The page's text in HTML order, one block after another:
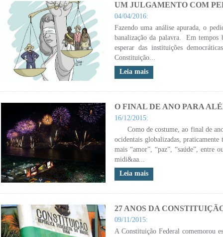
UM JULGAMENTO COM
04/04/2016:
Fazendo uma análise apurada, o
banalização da palavra. Em tempos
esperar das instituições
Constituição...
Leia mais
O FINAL DE ANO PARA
16/12/2015:
Como de costume, ao final de ano
ocidentais globalizadas,
mais “amor”, “paz”, “saúde”,
midi&aa...
Leia mais
27 ANOS DA
09/11/2015:
A Constituição Federal comemorou